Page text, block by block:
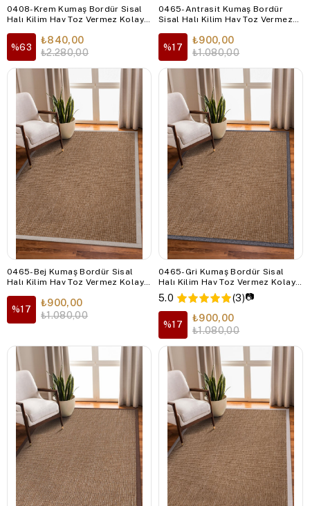
0408-Krem Kumaş Bordür Sisal
Halı Kilim Hav Toz Vermez Kolay
%63
₺840,00
₺2.280,00
0465-Antrasit Kumaş Bordür
Sisal Halı Kilim Hav Toz Vermez
%17
₺900,00
₺1.080,00
0465-Bej Kumaş Bordür Sisal
Halı Kilim Hav Toz Vermez Kolay
%17
₺900,00
₺1.080,00
0465-Gri Kumaş Bordür Sisal
Halı Kilim Hav Toz Vermez Kolay
Temizlenen Hasır Kilim
5.0 (3)📷
%17
₺900,00
₺1.080,00